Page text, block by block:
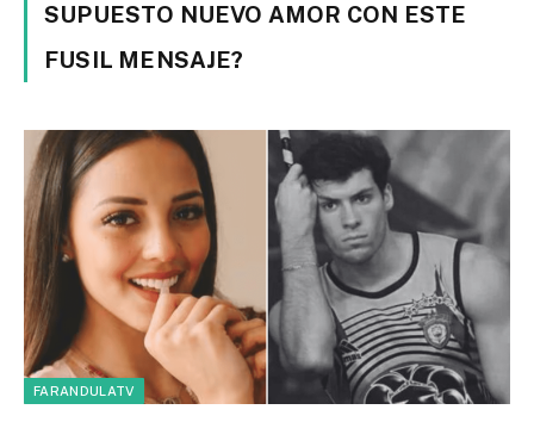
SUPUESTO NUEVO AMOR CON ESTE
FUSIL MENSAJE?
FARANDULATV